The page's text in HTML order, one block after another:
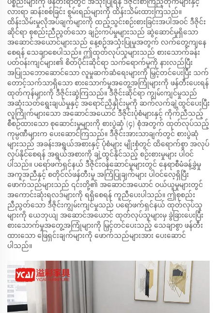
လားရာ ဆန်းစစ်ခြင်း စွမ်းရည်များကို ထိန်းသိမ်းထားကြသည်။
ထိန်းသိမ်းမှုလိုအပ်ချက်များကို ထည့်သွင်းစဉ်းစားခြင်းအပါအဝင် ဒီဇိုင်း
ဆိုင်ရာ စုစည်းညီညွတ်သော ချဉ်းကပ်မှုများသည် ဆွဲဆောင်မှုရှိသော
အဆောင်အယောင်များသည် နေ့စဉ်အသုံးပြုမှုအတွက် လက်တွေ့ကျနေ
စေရန် သေချာစေပါသည်။ ဤထုတ်လုပ်သူများသည် စားသောက်ခန်း
ပတ်ဝန်းကျင်များ၏ စိတ်ပိုင်းဆိုင်ရာ သက်ရောက်မှုကို နားလည်ပြီး
အပြုသဘောဆောင်သော လူမှုဆက်ဆံရေးများကို မြှင့်တင်ပေးပြီး သက်
တောင့်သက်သာရှိသော စားသောက်မှုအတွေ့အကြုံများကို ဖန်တီးပေးရန်
ထုတ်ကုန်များကို ဒီဇိုင်းဆွဲကြသည်။ ဒီဇိုင်းဆိုင်ရာ ကျွမ်းကျင်မှုသည်
အဆုံးသတ်ရွေးချယ်မှုနှင့် အရောင်ညှိနှိုင်းမှုကို ဆက်လက်ချဲ့ထွင်ပေးပြီး
လူကြိုက်များသော အဆောင်အယောင် ဒီဇိုင်းပုံစံများနှင့် ကိုက်ညီသည့်
စီစဉ်ထားသော စုဆောင်းမှုများကို စားပွဲဆုံ (၄) စုံအတွက် ထုတ်လုပ်သည့်
ကုမ္ပဏီများက ပေးဆောင်ကြသည်။ ဒီဇိုင်းအားသာချက်တွင် စားပွဲဆုံ
များသည် အခန်းအရွယ်အစားနှင့် ပုံစံများ မျိုးစုံတွင် ထိရောက်စွာ အလုပ်
လုပ်နိုင်စေရန် အရွယ်အစားကို ချဲ့ထွင်နိုင်သည့် စဉ်းစားမှုများ ပါဝင်
ပါသည်။ ပရော်ဖက်ရှင်နယ် ဒီဇိုင်းဝန်ဆောင်မှုများတွင် နေရာစီမံခန့်ခွဲမှု
အကူအညီနှင့် စတိုင်လ်ဖန်တီးမှု အကြံပြုချက်များ ပါဝင်လေ့ရှိပြီး
ဖောက်သည်များသည် ၎င်းတို့၏ အဆောင်အယောင် ဝယ်ယူမှုများတွင်
အကောင်းဆုံးရလဒ်များကို ရရှိစေရန် ကူညီပေးပါသည်။ ဤစုစည်း
ညီညွတ်သော ဒီဇိုင်းကျွမ်းကျင်မှုသည် ပရော်ဖက်ရှင်နယ် ထုတ်လုပ်သူ
များကို ယေဘုယျ အဆောင်အယောင် ထုတ်လုပ်သူများမှ ခွဲခြားပေးပြီး
စားသောက်မှုအတွေ့အကြုံများကို မြှင့်တင်ပေးသည့် သေချာစွာ ဖန်တီး
ထားသော ဖြေရှင်းချက်များကို ဖောက်သည်များအား ပေးဆောင်
ပါသည်။